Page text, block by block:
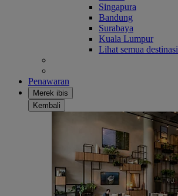
Singapura
Bandung
Surabaya
Kuala Lumpur
Lihat semua destinasi
Penawaran
Merek ibis
Kembali